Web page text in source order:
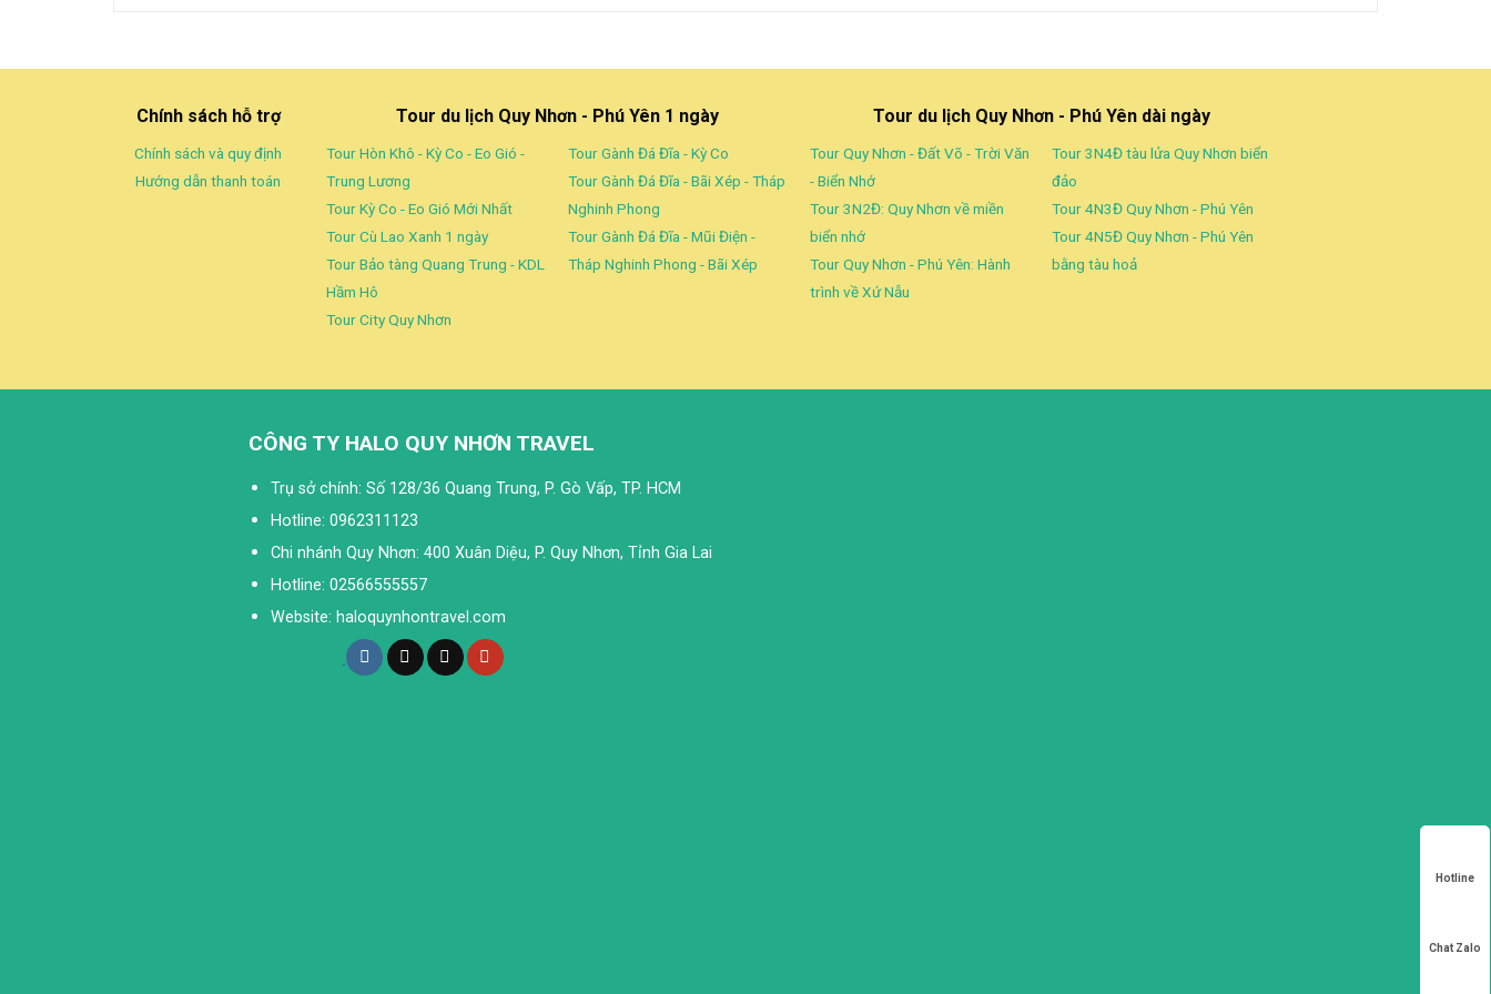
Chính sách hỗ trợ
Chính sách và quy định
Hướng dẫn thanh toán
Tour du lịch Quy Nhơn - Phú Yên 1 ngày
Tour Hòn Khô - Kỳ Co - Eo Gió -
Trung Lương
Tour Kỳ Co - Eo Gió Mới Nhất
Tour Cù Lao Xanh 1 ngày
Tour Bảo tàng Quang Trung - KDL
Hầm Hô
Tour City Quy Nhơn
Tour Gành Đá Đĩa - Kỳ Co
Tour Gành Đá Đĩa - Bãi Xép - Tháp
Nghinh Phong
Tour Gành Đá Đĩa - Mũi Điện -
Tháp Nghinh Phong - Bãi Xép
Tour du lịch Quy Nhơn - Phú Yên dài ngày
Tour Quy Nhơn - Đất Võ - Trời Văn
- Biển Nhớ
Tour 3N2Đ: Quy Nhơn về miền
biển nhớ
Tour Quy Nhơn - Phú Yên: Hành
trình về Xứ Nẫu
Tour 3N4Đ tàu lửa Quy Nhơn biển
đảo
Tour 4N3Đ Quy Nhơn - Phú Yên
Tour 4N5Đ Quy Nhơn - Phú Yên
bằng tàu hoả
CÔNG TY HALO QUY NHƠN TRAVEL
Trụ sở chính: Số 128/36 Quang Trung, P. Gò Vấp, TP. HCM
Hotline: 0962311123
Chi nhánh Quy Nhơn: 400 Xuân Diệu, P. Quy Nhơn, Tỉnh Gia Lai
Hotline: 02566555557
Website: haloquynhontravel.com
Hotline
Chat Zalo